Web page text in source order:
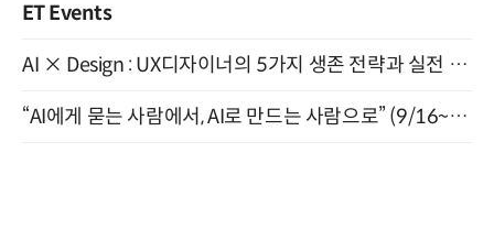
ET Events
AI × Design : UX디자이너의 5가지 생존 전략과 실전 대응 8월 28일 개최
“AI에게 묻는 사람에서, AI로 만드는 사람으로” (9/16~17)